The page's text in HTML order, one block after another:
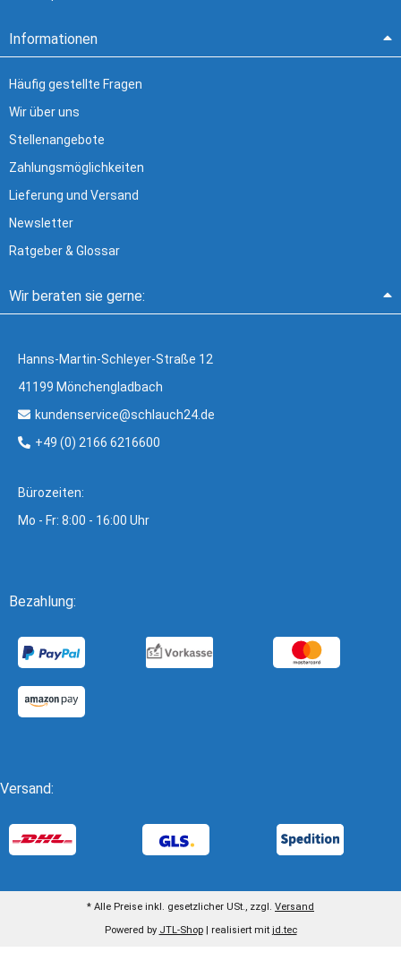
Informationen
Häufig gestellte Fragen
Wir über uns
Stellenangebote
Zahlungsmöglichkeiten
Lieferung und Versand
Newsletter
Ratgeber & Glossar
Wir beraten sie gerne:
Hanns-Martin-Schleyer-Straße 12
41199 Mönchengladbach
kundenservice@schlauch24.de
+49 (0) 2166 6216600
Bürozeiten:
Mo - Fr: 8:00 - 16:00 Uhr
Bezahlung:
Versand:
* Alle Preise inkl. gesetzlicher USt., zzgl. Versand
Powered by JTL-Shop | realisiert mit jd.tec